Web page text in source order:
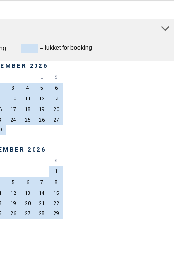
= lukket for booking
2026
T F
S
3 4 5
6
10 11 12
13
17 18 19
20
24 25 26
27
2026
T F
S
1
5 6 7
8
12 13 14
15
19 20 21
22
26 27 28
29